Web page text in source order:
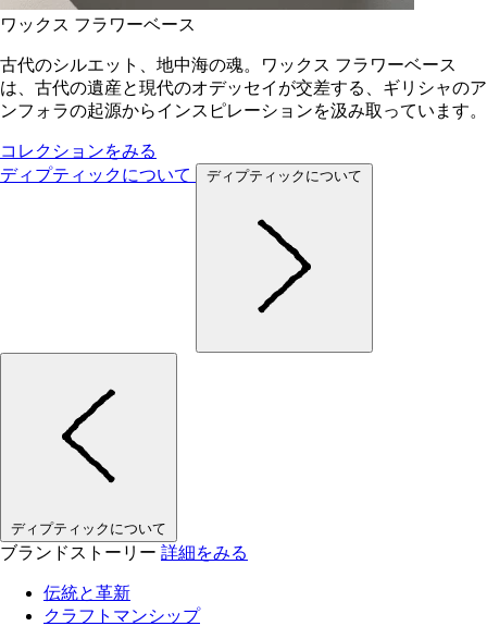
ワックス フラワーベース
古代のシルエット、地中海の魂。ワックス フラワーベース
は、古代の遺産と現代のオデッセイが交差する、ギリシャのア
ンフォラの起源からインスピレーションを汲み取っています。
コレクションをみる
ディプティックについて
ディプティックについて
ディプティックについて
ブランドストーリー 詳細をみる
伝統と革新
クラフトマンシップ